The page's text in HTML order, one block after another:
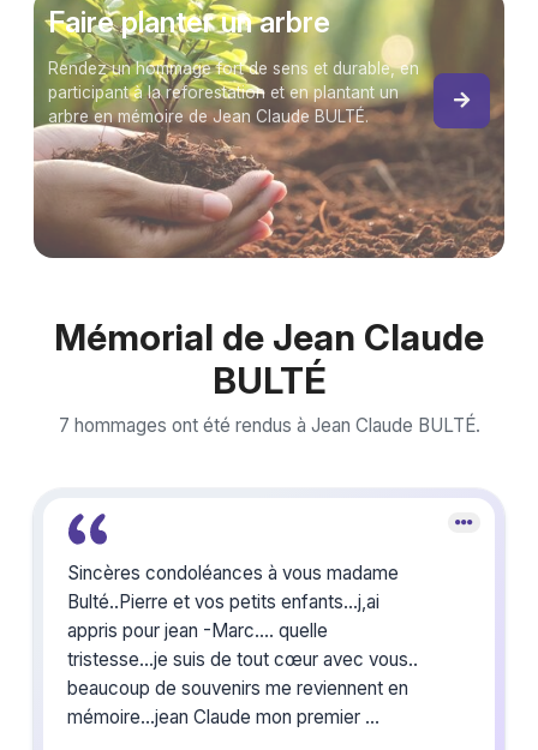
Faire planter un arbre
Rendez un hommage fort de sens et durable, en
participant à la reforestation et en plantant un
arbre en mémoire de Jean Claude BULTÉ.
Mémorial de Jean Claude
BULTÉ
7 hommages ont été rendus à Jean Claude BULTÉ.
Sincères condoléances à vous madame
Bulté..Pierre et vos petits enfants...j,ai
appris pour jean -Marc.... quelle
tristesse...je suis de tout cœur avec vous..
beaucoup de souvenirs me reviennent en
mémoire...jean Claude mon premier